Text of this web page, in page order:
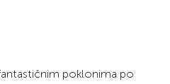
poklonima po